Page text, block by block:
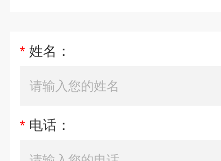
* 姓名：
* 电话：